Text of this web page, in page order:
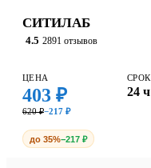
СИТИЛАБ
4.5 2891 отзывов
ЦЕНА
403 ₽
620 ₽−217 ₽
СРОК
24 ч
до 35%−217 ₽